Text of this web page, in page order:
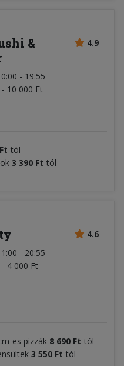
4.9
&
- 19:55
10 000 Ft
-tól
3 390 Ft-tól
4.6
- 20:55
4 000 Ft
es pizzák 8 690 Ft-tól
3 550 Ft-tól